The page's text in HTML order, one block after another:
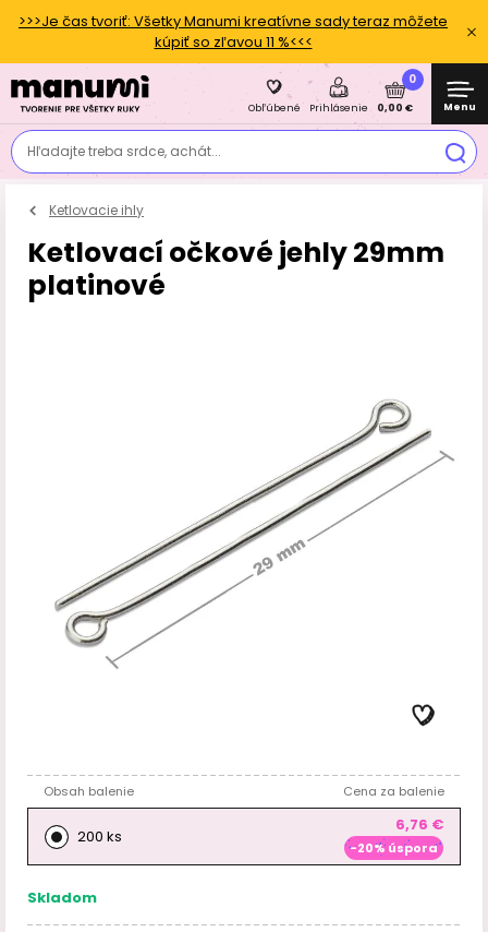
>>>Je čas tvoriť: Všetky Manumi kreatívne sady teraz môžete
kúpiť so zľavou 11 %<<<
Hľadajte treba srdce, achát...
Obľúbené Prihlásenie
0
0,00 € Menu
Ketlovacie ihly
Ketlovací očkové jehly 29mm
platinové
Obsah balenie Cena za balenie
200 ks
6,76 €
-20% úspora
Skladom